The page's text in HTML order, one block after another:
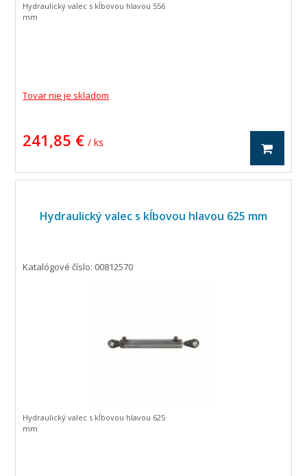
Tovar nie je skladom
241,85 € / ks
Hydraulický valec s kĺbovou hlavou 556
mm
Hydraulický valec s kĺbovou hlavou 625 mm
Katalógové číslo: 00812570
Hydraulický valec s kĺbovou hlavou 625
mm